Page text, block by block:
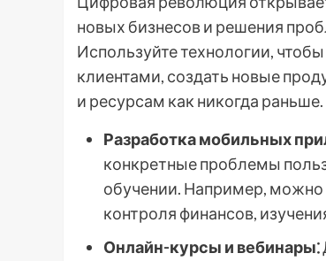
новых бизнесов и решения
Используйте технологии,
клиентами, создать новые
и ресурсам как никогда раньше.
Разработка мобильных
конкретные проблемы
обучении. Например, можно
контроля финансов,
Онлайн-курсы и вебинары⁚